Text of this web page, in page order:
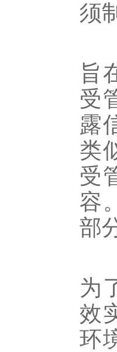
须
旨
受
露
类
受
容
部
为
效
环